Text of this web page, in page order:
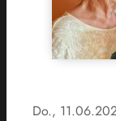
Do.,